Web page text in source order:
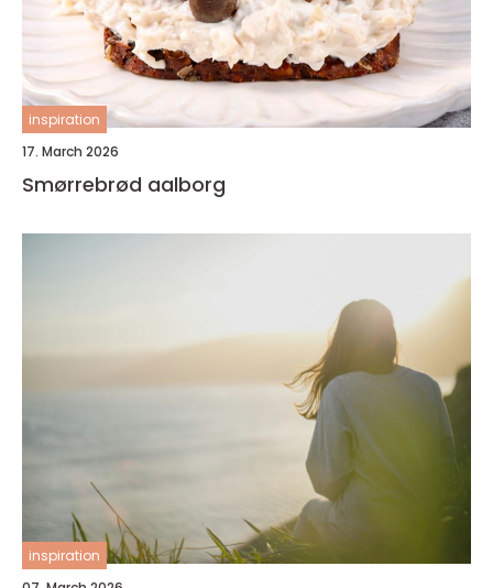
inspiration
17. March 2026
Smørrebrød aalborg
inspiration